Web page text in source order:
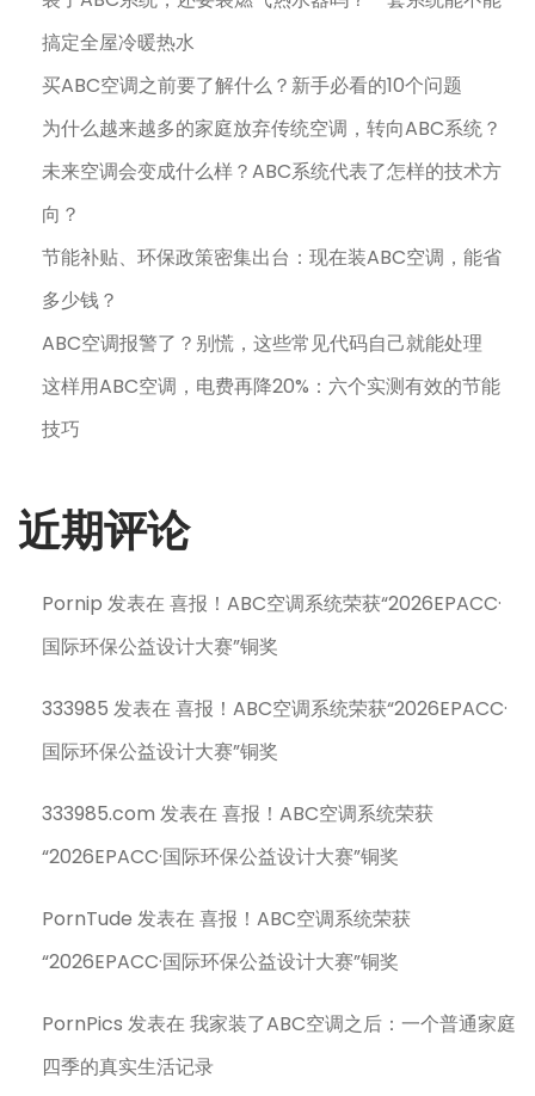
搞定全屋冷暖热水
买ABC空调之前要了解什么？新手必看的10个问题
为什么越来越多的家庭放弃传统空调，转向ABC系统？
未来空调会变成什么样？ABC系统代表了怎样的技术方
向？
节能补贴、环保政策密集出台：现在装ABC空调，能省
多少钱？
ABC空调报警了？别慌，这些常见代码自己就能处理
这样用ABC空调，电费再降20%：六个实测有效的节能
技巧
近期评论
Pornip 发表在喜报！ABC空调系统荣获“2026EPACC·
国际环保公益设计大赛”铜奖
333985 发表在喜报！ABC空调系统荣获“2026EPACC·
国际环保公益设计大赛”铜奖
333985.com 发表在喜报！ABC空调系统荣获
“2026EPACC·国际环保公益设计大赛”铜奖
PornTude 发表在喜报！ABC空调系统荣获
“2026EPACC·国际环保公益设计大赛”铜奖
PornPics 发表在我家装了ABC空调之后：一个普通家庭
四季的真实生活记录